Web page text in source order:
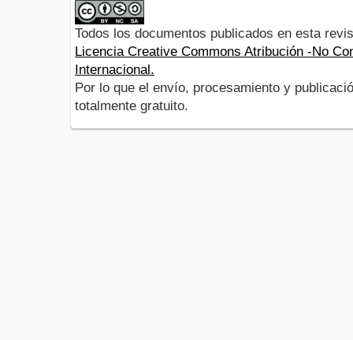
Todos los documentos publicados en esta
Licencia Creative Commons Atribución -No
Internacional.
Por lo que el envío, procesamiento y
totalmente gratuito.